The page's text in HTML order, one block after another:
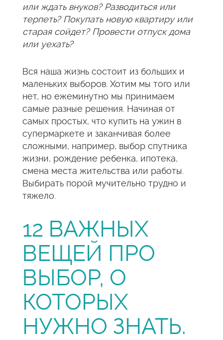
или ждать внуков? Разводиться или
терпеть? Покупать новую квартиру или
старая сойдет? Провести отпуск дома
или уехать?
Вся наша жизнь состоит из больших и
маленьких выборов. Хотим мы того или
нет, но ежеминутно мы принимаем
самые разные решения. Начиная от
самых простых, что купить на ужин в
супермаркете и заканчивая более
сложными, например, выбор спутника
жизни, рождение ребенка, ипотека,
смена места жительства или работы.
Выбирать порой мучительно трудно и
тяжело.
12 ВАЖНЫХ
ВЕЩЕЙ ПРО
ВЫБОР, О
КОТОРЫХ
НУЖНО ЗНАТЬ.